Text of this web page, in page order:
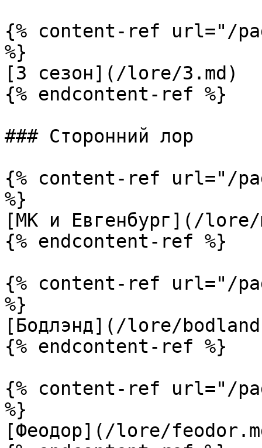
{% content-ref url="/
%}
[3 сезон](/lore/3.md)
{% endcontent-ref %}
### Сторонний лор
{% content-ref url="/
%}
[МК и Евгенбург](/lore/
{% endcontent-ref %}
{% content-ref url="/
%}
[Бодлэнд](/lore/
{% endcontent-ref %}
{% content-ref url="/
%}
[Феодор](/lore/